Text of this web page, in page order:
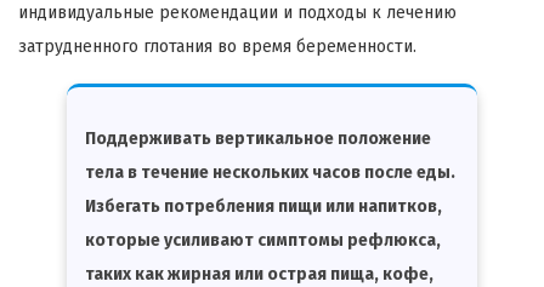
индивидуальные рекомендации и подходы к лечению
затрудненного глотания во время беременности.
Поддерживать вертикальное положение
тела в течение нескольких часов после еды.
Избегать потребления пищи или напитков,
которые усиливают симптомы рефлюкса,
таких как жирная или острая пища, кофе,